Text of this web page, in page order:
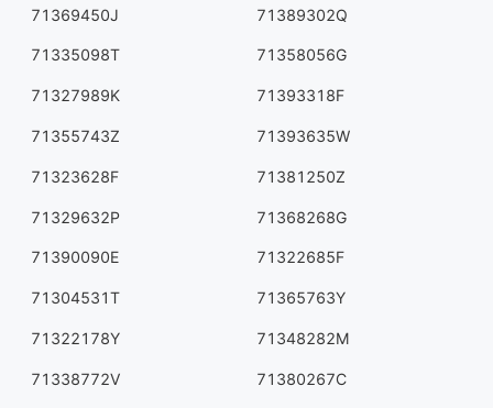
71369450J 71389302Q
71335098T 71358056G
71327989K 71393318F
71355743Z 71393635W
71323628F 71381250Z
71329632P 71368268G
71390090E 71322685F
71304531T 71365763Y
71322178Y 71348282M
71338772V 71380267C